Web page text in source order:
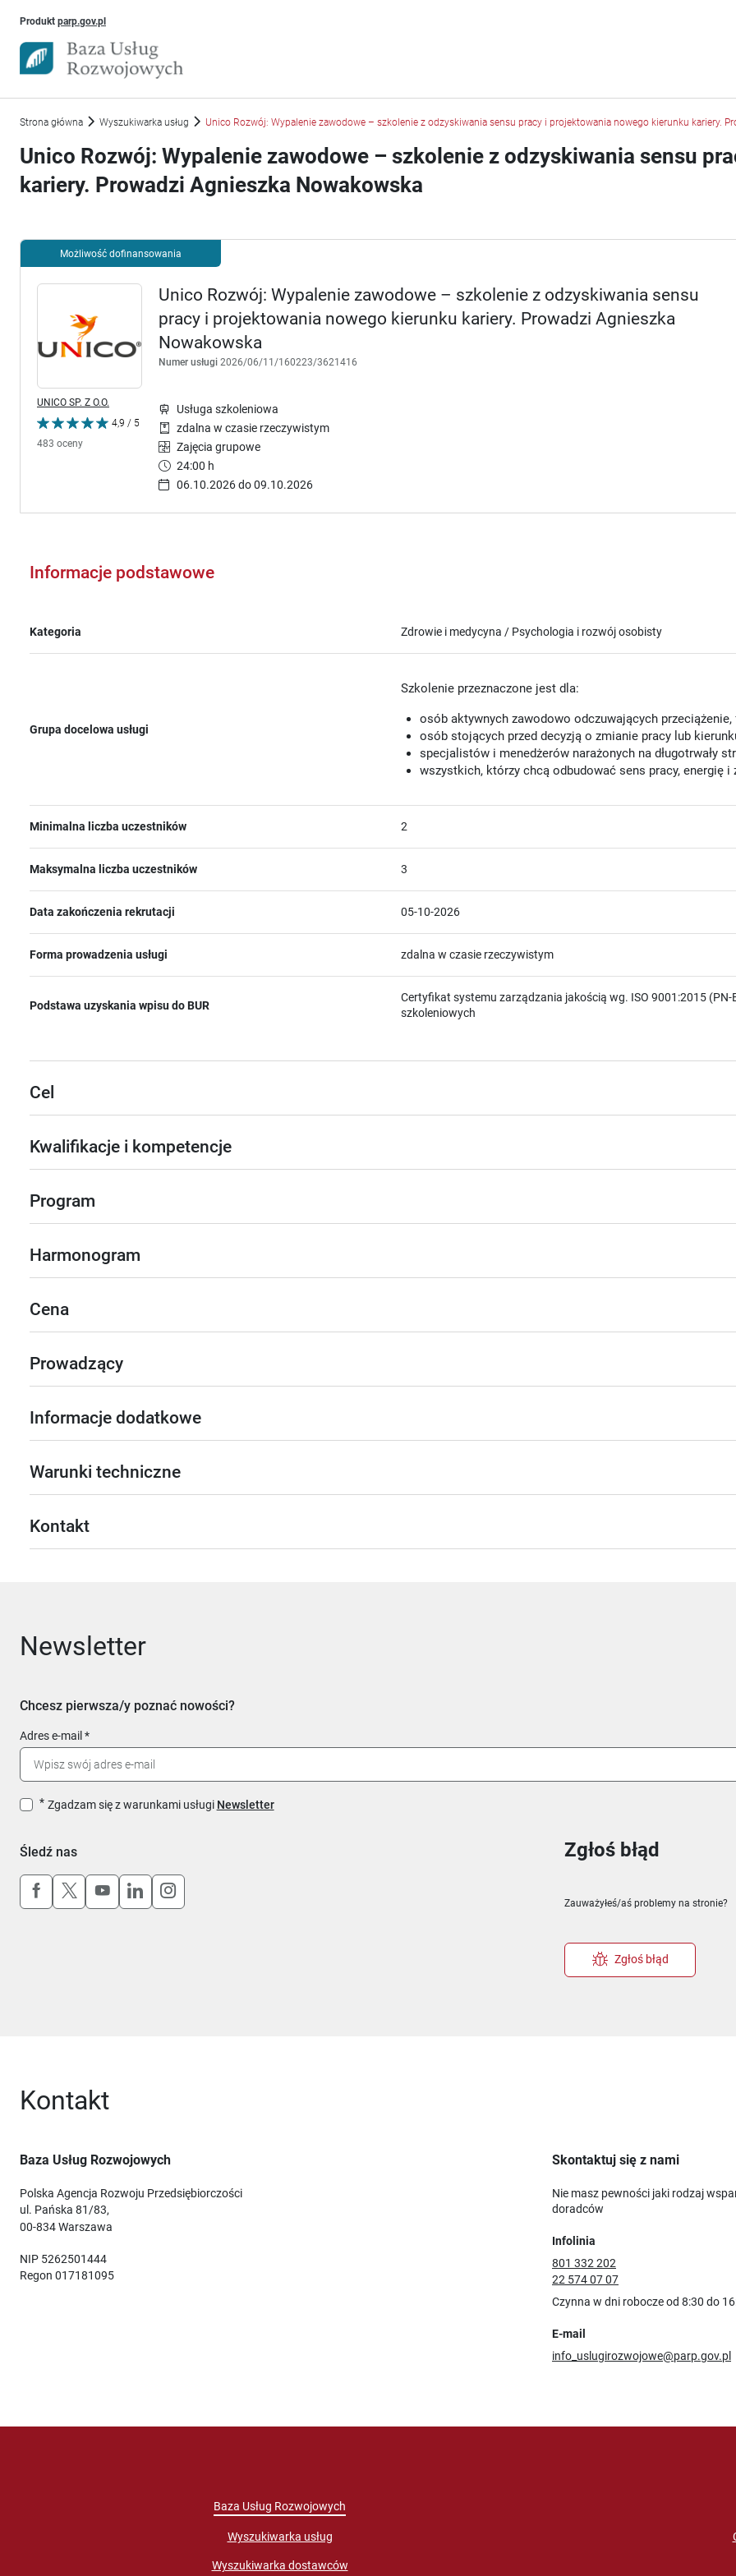
Produkt parp.gov.plUwaga, link otworzy się w nowym oknie
Strona główna Wyszukiwarka usług Unico Rozwój: Wypalenie zawodowe – szkolenie z odzyskiwania sensu pracy i projektowania nowego kierunku kariery.
Unico Rozwój: Wypalenie zawodowe – szkolenie z odzyskiwania sensu
kariery. Prowadzi Agnieszka Nowakowska
Możliwość dofinansowania
Unico Rozwój: Wypalenie zawodowe – szkolenie z odzyskiwania sensu
pracy i projektowania nowego kierunku kariery. Prowadzi Agnieszka
Nowakowska
Numer usługi 2026/06/11/160223/3621416
UNICO SP. Z O.O.
4,9 / 5
483 oceny
Usługa szkoleniowa
zdalna w czasie rzeczywistym
Zajęcia grupowe
24:00 h
06.10.2026 do 09.10.2026
Informacje podstawowe
Kategoria Zdrowie i medycyna / Psychologia i rozwój osobisty
Grupa docelowa usługi
Szkolenie przeznaczone jest dla:
osób aktywnych zawodowo odczuwających
osób stojących przed decyzją o zmianie pracy lub
specjalistów i menedżerów narażonych na długotrwały
wszystkich, którzy chcą odbudować sens pracy, energię i
Minimalna liczba uczestników 2
Maksymalna liczba uczestników 3
Data zakończenia rekrutacji 05-10-2026
Forma prowadzenia usługi zdalna w czasie rzeczywistym
Podstawa uzyskania wpisu do BUR
Certyfikat systemu zarządzania jakością wg. ISO 9001:2015 (PN-
szkoleniowych
Cel
Kwalifikacje i kompetencje
Program
Harmonogram
Cena
Prowadzący
Informacje dodatkowe
Warunki techniczne
Kontakt
Newsletter
Chcesz pierwsza/y poznać nowości?
Adres e-mail
Zgadzam się z warunkami usługi Newsletter
Śledź nas
Uwaga, link otworzy się w nowym oknie
Uwaga, link otworzy się w nowym oknie
Uwaga, link otworzy się w nowym oknie
Uwaga, link otworzy się w nowym oknie
Uwaga, link otworzy się w nowym oknie
Zgłoś błąd
Zauważyłeś/aś problemy na stronie?
Zgłoś błąd
Kontakt
Baza Usług Rozwojowych
Polska Agencja Rozwoju Przedsiębiorczości
ul. Pańska 81/83,
00-834 Warszawa
NIP 5262501444
Regon 017181095
Skontaktuj się z nami
Nie masz pewności jaki rodzaj
doradców
Infolinia
801 332 202
22 574 07 07
Czynna w dni robocze od 8:30 do
E-mail
info_uslugirozwojowe@parp.gov.pl
Baza Usług Rozwojowych
Wyszukiwarka usług
Wyszukiwarka dostawców